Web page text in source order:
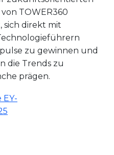
TOWER360
sich direkt mit
zu gewinnen und
die Trends zu
prägen.
EY-